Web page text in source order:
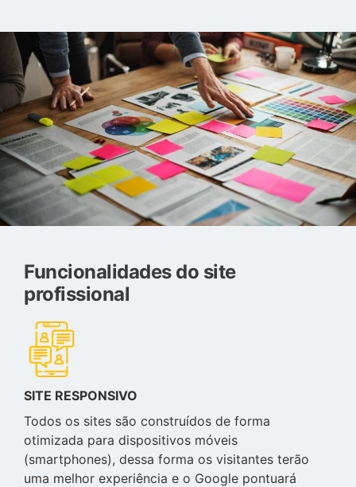
Funcionalidades do site
profissional
SITE RESPONSIVO
Todos os sites são construídos de forma
otimizada para dispositivos móveis
(smartphones), dessa forma os visitantes terão
uma melhor experiência e o Google pontuará